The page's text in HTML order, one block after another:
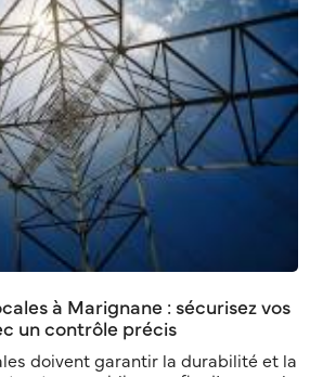
à Marignane : sécurisez vos
un contrôle précis
doivent garantir la durabilité et la